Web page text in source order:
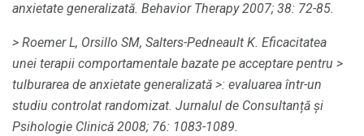
anxietate generalizată. Behavior Therapy 2007; 38: 72-85.
> Roemer L, Orsillo SM, Salters-Pedneault K. Eficacitatea
unei terapii comportamentale bazate pe acceptare pentru >
tulburarea de anxietate generalizată >: evaluarea într-un
studiu controlat randomizat. Jurnalul de Consultanță și
Psihologie Clinică 2008; 76: 1083-1089.